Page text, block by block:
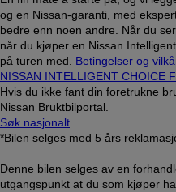
og en Nissan-garanti, med
bedre enn noen andre. Når du
når du kjøper en Nissan
på turen med. Betingelser og
NISSAN INTELLIGENT CHOICE
Hvis du ikke fant din foretrukne
Nissan Bruktbilportal.
Søk nasjonalt
*Bilen selges med 5 års
Denne bilen selges av en
utgangspunkt at du som kjøper